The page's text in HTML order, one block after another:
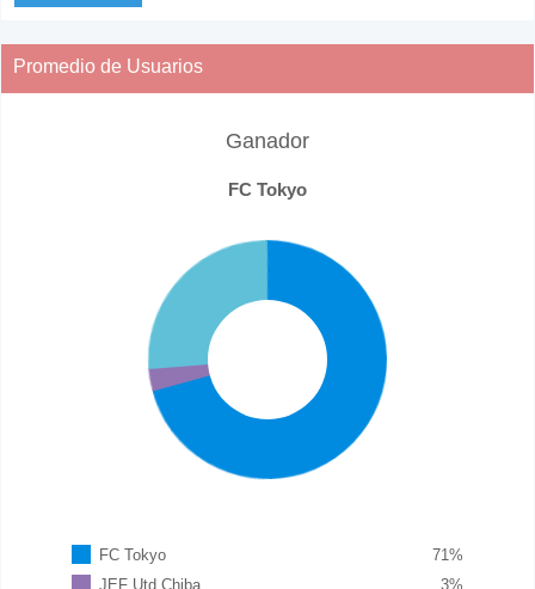
Promedio de Usuarios
Ganador
FC Tokyo
FC Tokyo %
71
JEF Utd Chiba
%
3